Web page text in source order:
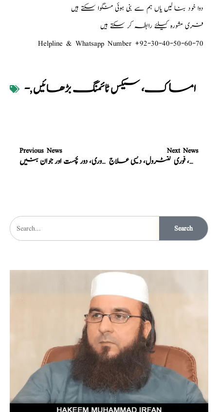
دوا خود بنا لیں یاں ہم سے بنی ہوئی منگوا سکتے ہیں
فری مشورہ کیلئے رابطہ کر سکتے ہیں
Helpline & Whatsapp Number +92-30-40-50-60-70
-,امساک، سیکس ٹائمنگ بڑھائیں
Previous News
نسخہ الشفاء : مردانہ کمزوری، عام جسمانی کمزوری، اعصابی کمزوری، دور چُست اور جوان بنیں
Next News
نسخہ الشفاء : شوگر، فوری کنٹرول، دیسی علاج
Search